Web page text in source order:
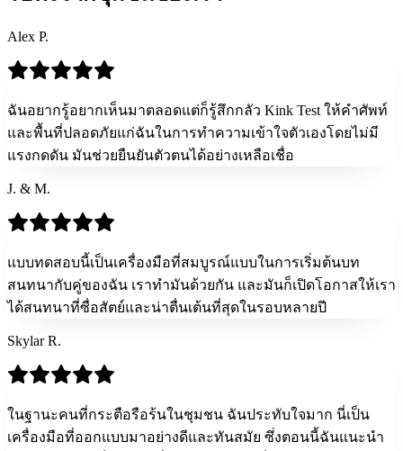
Alex P.
ฉันอยากรู้อยากเห็นมาตลอดแต่ก็รู้สึกกลัว Kink Test ให้คำศัพท์
และพื้นที่ปลอดภัยแก่ฉันในการทำความเข้าใจตัวเองโดยไม่มี
แรงกดดัน มันช่วยยืนยันตัวตนได้อย่างเหลือเชื่อ
J. & M.
แบบทดสอบนี้เป็นเครื่องมือที่สมบูรณ์แบบในการเริ่มต้นบท
สนทนากับคู่ของฉัน เราทำมันด้วยกัน และมันก็เปิดโอกาสให้เรา
ได้สนทนาที่ซื่อสัตย์และน่าตื่นเต้นที่สุดในรอบหลายปี
Skylar R.
ในฐานะคนที่กระตือรือร้นในชุมชน ฉันประทับใจมาก นี่เป็น
เครื่องมือที่ออกแบบมาอย่างดีและทันสมัย ซึ่งตอนนี้ฉันแนะนำ